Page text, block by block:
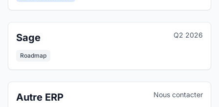
Sage
Roadmap
Q2 2026
Autre ERP Nous contacter